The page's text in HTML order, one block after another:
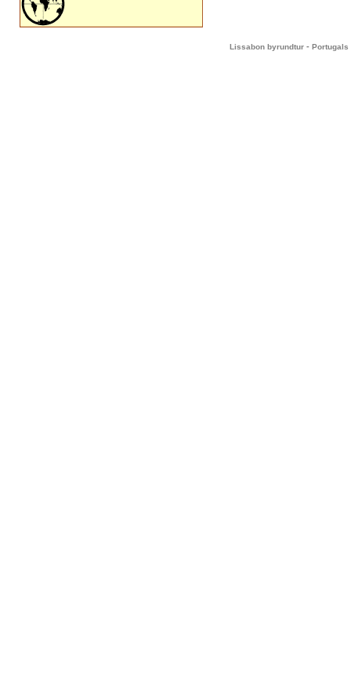
Lissabon byrundtur - Portugals